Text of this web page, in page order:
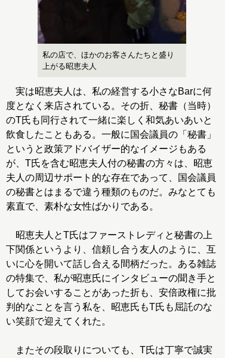
私の店で、ほかのお客さんたちと盛り
上がる昭恵夫人
実は昭恵夫人は、私の経営する小さなBarに何
度となく来店されている。その折、秘書（当時）
のT氏も同行されて一緒に楽しく和気あいあいと
飲食したこともある。一般に国会議員の「秘書」
というと政策アドバイザー的なイメージもある
が、T氏を含む昭恵夫人付の秘書の方々は、昭恵
夫人の周辺サポート的な存在であって、国会議員
の秘書とはまるで違う種類のものだ。みなとても
素直で、素朴な女性ばかりである。
昭恵夫人とT氏はファーストレディと秘書の上
下関係というより、信頼し合う友人のように、互
いに心を開いて話し合える間柄だった。ある雑誌
の特集で、私が昭恵氏にインタビューの聞き手と
してお会いすることがあった折も、安倍政権に批
判的なことを言う私を、昭恵氏もT氏も屈託のな
い笑顔で迎えてくれた。
またその段取りについても、T氏は丁寧で誠実